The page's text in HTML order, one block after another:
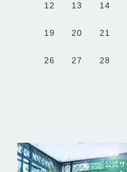
12 13 14
19 20 21
26 27 28